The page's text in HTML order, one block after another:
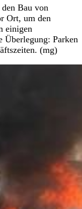
Bau von
Ort, um den
einigen
Überlegung: Parken
(mg)